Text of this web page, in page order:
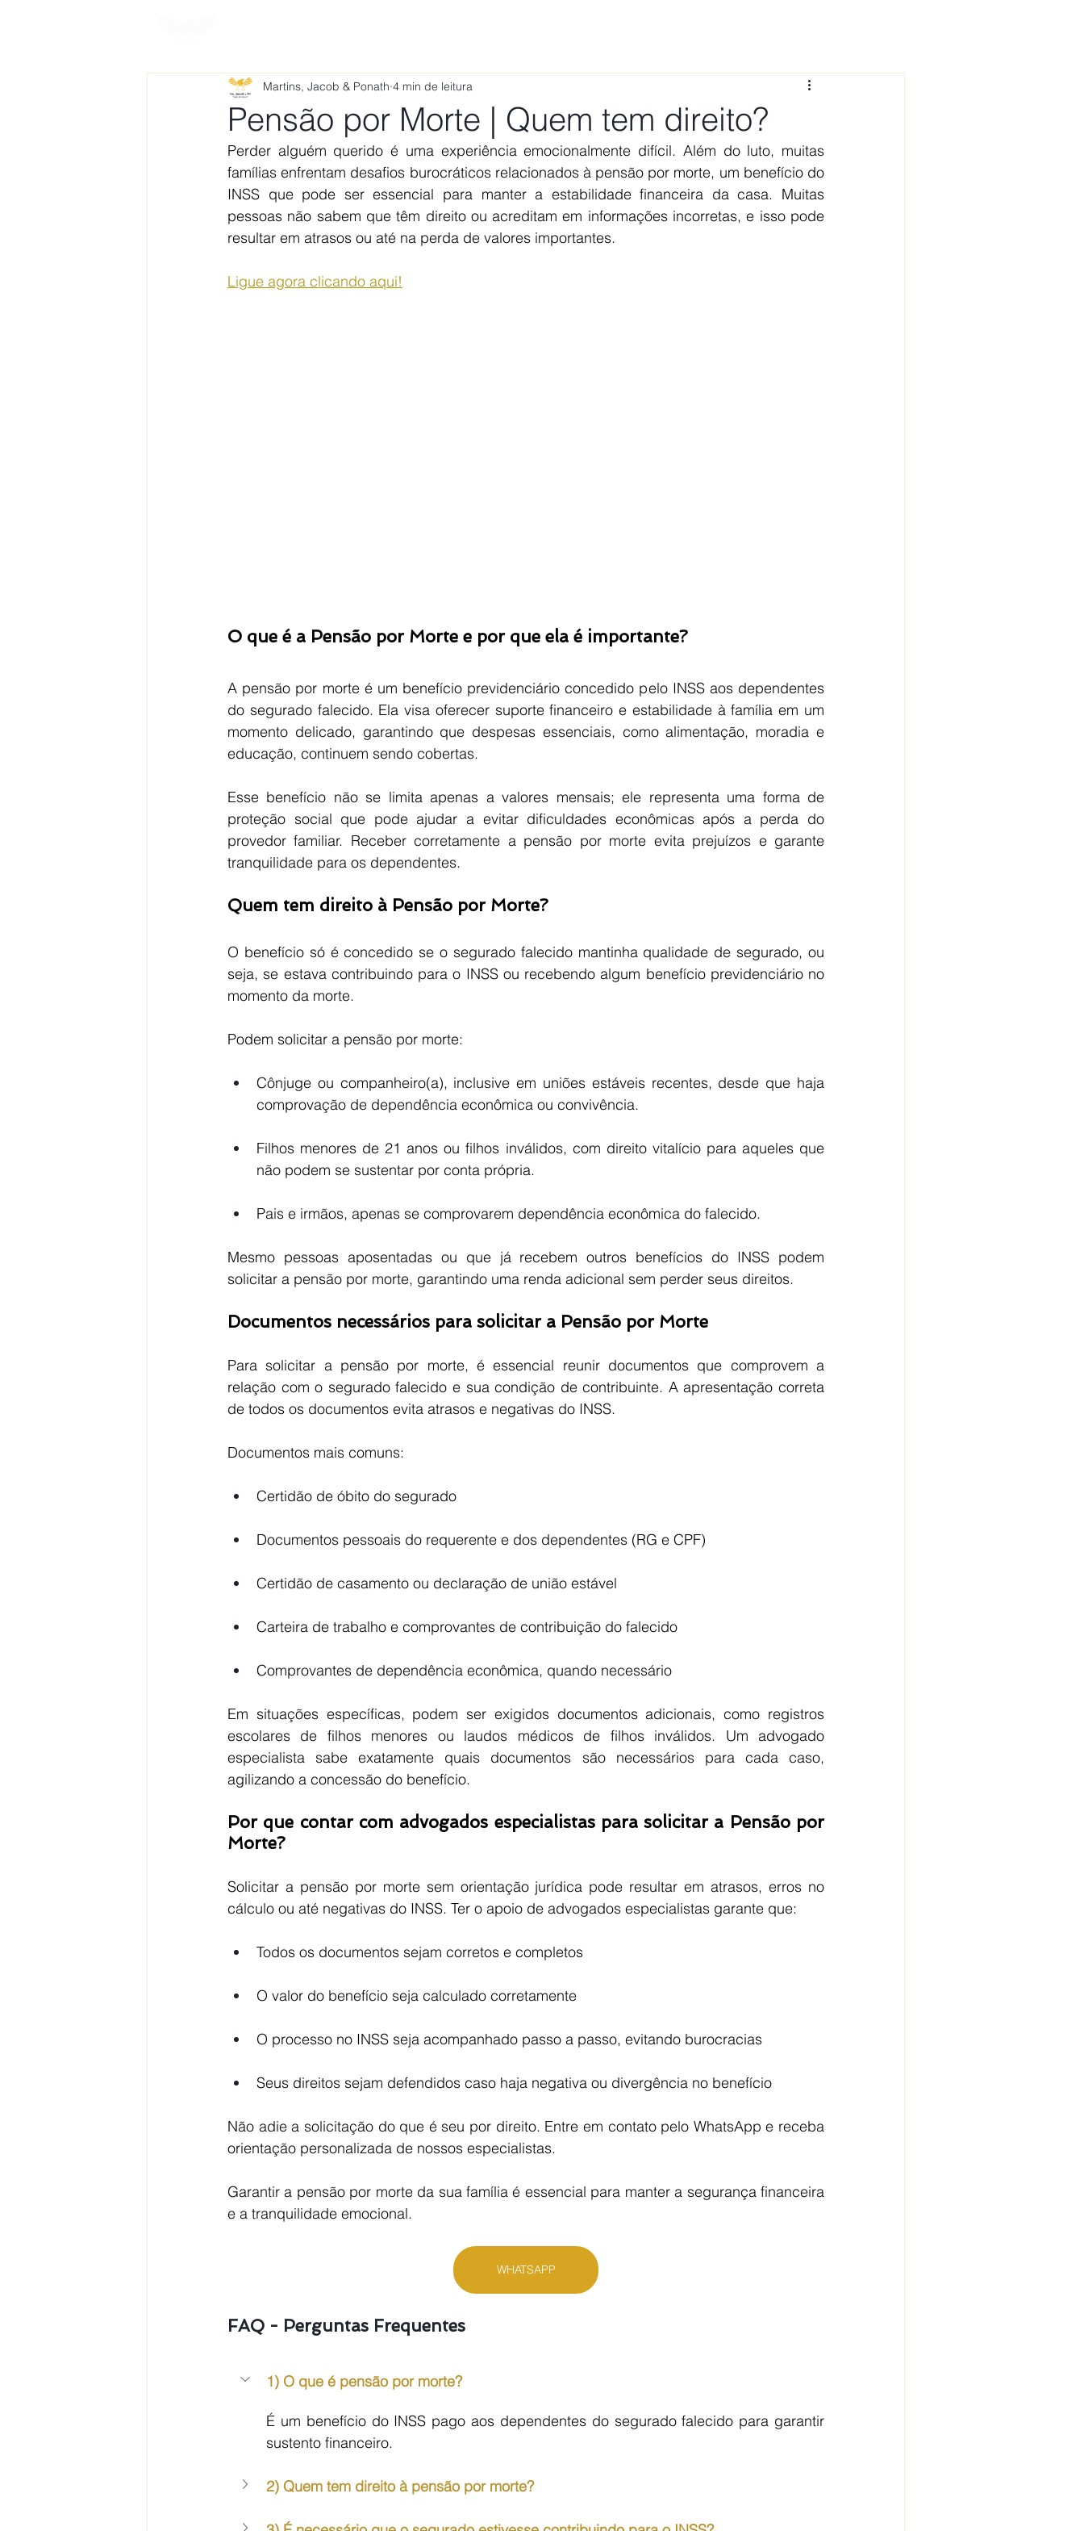
Pensão por Morte | Quem tem direito?
Martins, Jacob & Ponath 4 min de leitura
Perder alguém querido é uma experiência emocionalmente difícil. Além do luto, muitas
famílias enfrentam desafios burocráticos relacionados à pensão por morte, um benefício do
INSS que pode ser essencial para manter a estabilidade financeira da casa. Muitas
pessoas não sabem que têm direito ou acreditam em informações incorretas, e isso pode
resultar em atrasos ou até na perda de valores importantes.
Ligue agora clicando aqui!
O que é a Pensão por Morte e por que ela é importante?
A pensão por morte é um benefício previdenciário concedido pelo INSS aos dependentes
do segurado falecido. Ela visa oferecer suporte financeiro e estabilidade à família em um
momento delicado, garantindo que despesas essenciais, como alimentação, moradia e
educação, continuem sendo cobertas.
Esse benefício não se limita apenas a valores mensais; ele representa uma forma de
proteção social que pode ajudar a evitar dificuldades econômicas após a perda do
provedor familiar. Receber corretamente a pensão por morte evita prejuízos e garante
tranquilidade para os dependentes.
Quem tem direito à Pensão por Morte?
O benefício só é concedido se o segurado falecido mantinha qualidade de segurado, ou
seja, se estava contribuindo para o INSS ou recebendo algum benefício previdenciário no
momento da morte.
Podem solicitar a pensão por morte:
Cônjuge ou companheiro(a), inclusive em uniões estáveis recentes, desde que haja
comprovação de dependência econômica ou convivência.
Filhos menores de 21 anos ou filhos inválidos, com direito vitalício para aqueles que
não podem se sustentar por conta própria.
Pais e irmãos, apenas se comprovarem dependência econômica do falecido.
Mesmo pessoas aposentadas ou que já recebem outros benefícios do INSS podem
solicitar a pensão por morte, garantindo uma renda adicional sem perder seus direitos.
Documentos necessários para solicitar a Pensão por Morte
Para solicitar a pensão por morte, é essencial reunir documentos que comprovem a
relação com o segurado falecido e sua condição de contribuinte. A apresentação correta
de todos os documentos evita atrasos e negativas do INSS.
Documentos mais comuns:
Certidão de óbito do segurado
Documentos pessoais do requerente e dos dependentes (RG e CPF)
Certidão de casamento ou declaração de união estável
Carteira de trabalho e comprovantes de contribuição do falecido
Comprovantes de dependência econômica, quando necessário
Em situações específicas, podem ser exigidos documentos adicionais, como registros
escolares de filhos menores ou laudos médicos de filhos inválidos. Um advogado
especialista sabe exatamente quais documentos são necessários para cada caso,
agilizando a concessão do benefício.
Por que contar com advogados especialistas para solicitar a Pensão por
Morte?
Solicitar a pensão por morte sem orientação jurídica pode resultar em atrasos, erros no
cálculo ou até negativas do INSS. Ter o apoio de advogados especialistas garante que:
Todos os documentos sejam corretos e completos
O valor do benefício seja calculado corretamente
O processo no INSS seja acompanhado passo a passo, evitando burocracias
Seus direitos sejam defendidos caso haja negativa ou divergência no benefício
Não adie a solicitação do que é seu por direito. Entre em contato pelo WhatsApp e receba
orientação personalizada de nossos especialistas.
Garantir a pensão por morte da sua família é essencial para manter a segurança financeira
e a tranquilidade emocional.
WHATSAPP
FAQ - Perguntas Frequentes
1) O que é pensão por morte?
É um benefício do INSS pago aos dependentes do segurado falecido para garantir
sustento financeiro.
2) Quem tem direito à pensão por morte?